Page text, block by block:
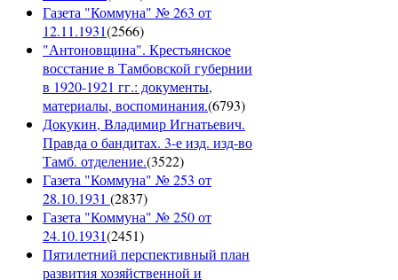
Газета "Коммуна" № 263 от
12.11.1931(2566)
"Антоновщина". Крестьянское
восстание в Тамбовской губернии
в 1920-1921 гг.: документы,
материалы, воспоминания.(6793)
Докукин, Владимир Игнатьевич.
Правда о бандитах. 3-е изд. изд-во
Тамб. отделение.(3522)
Газета "Коммуна" № 253 от
28.10.1931 (2837)
Газета "Коммуна" № 250 от
24.10.1931(2451)
Пятилетний перспективный план
развития хозяйственной и